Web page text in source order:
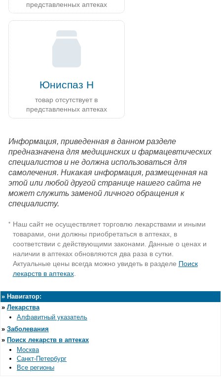
представленных аптеках
Юниспаз Н
товар отсутствует в
представленных аптеках
Информация, приведенная в данном разделе
предназначена для медицинских и фармацевтических
специалистов и не должна использоваться для
самолечения. Никакая информация, размещенная на
этой или любой другой странице нашего сайта не
может служить заменой личного обращения к
специалисту.
* Наш сайт не осуществляет торговлю лекарствами и иными
товарами, они должны приобретаться в аптеках, в
соответствии с действующими законами. Данные о ценах и
наличии в аптеках обновляются два раза в сутки.
Актуальные цены всегда можно увидеть в разделе Поиск
лекарств в аптеках.
» Навигатор:
» Лекарства
Алфавитный указатель
» Заболевания
» Поиск лекарств в аптеках
Москва
Санкт-Петербург
Все регионы